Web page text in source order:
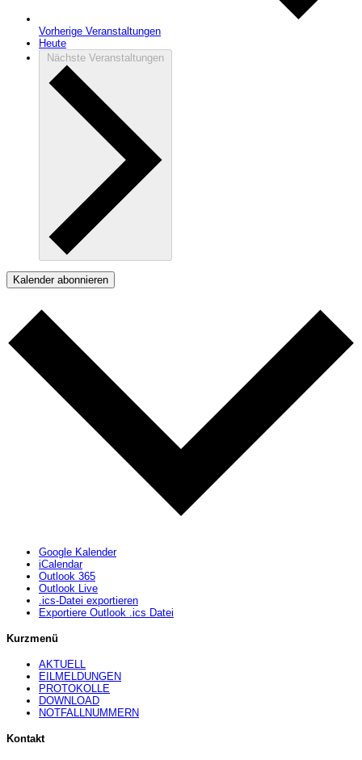
Vorherige Veranstaltungen
Heute
Nächste Veranstaltungen
Kalender abonnieren
Google Kalender
iCalendar
Outlook 365
Outlook Live
.ics-Datei exportieren
Exportiere Outlook .ics Datei
Kurzmenü
AKTUELL
EILMELDUNGEN
PROTOKOLLE
DOWNLOAD
NOTFALLNUMMERN
Kontakt